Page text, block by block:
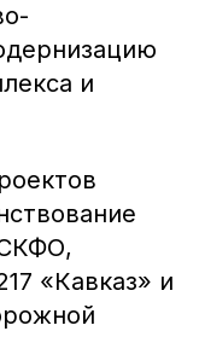
и
«Кавказ» и